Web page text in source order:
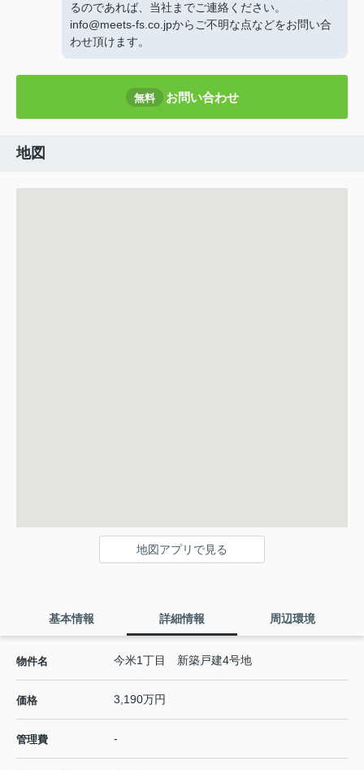
るのであれば、当社までご連絡ください。
info@meets-fs.co.jpからご不明な点などをお問い合
わせ頂けます。
無料 お問い合わせ
地図
地図アプリで見る
基本情報 詳細情報 周辺環境
物件名 今米1丁目 新築戸建4号地
価格 3,190万円
管理費 -